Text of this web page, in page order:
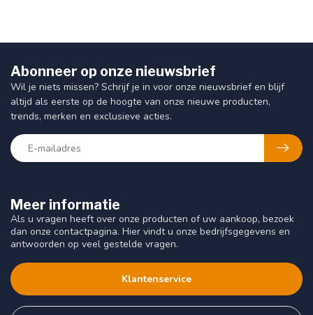
Meer informatie
Als u vragen heeft over onze producten of uw aankoop, bezoek
dan onze contactpagina. Hier vindt u onze bedrijfsgegevens en
antwoorden op veel gestelde vragen.
Klantenservice
Abonneer op onze nieuwsbrief
Wil je niets missen? Schrijf je in voor onze nieuwsbrief en blijf
altijd als eerste op de hoogte van onze nieuwe producten,
trends, merken en exclusieve acties.